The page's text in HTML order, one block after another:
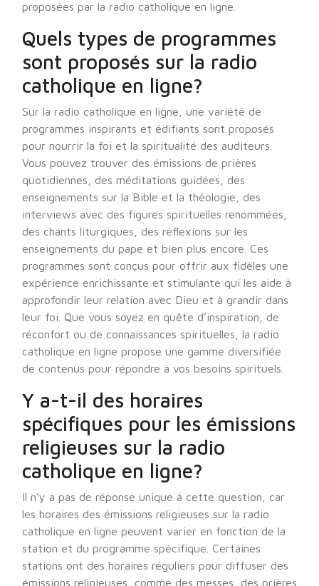
proposées par la radio catholique en ligne.
Quels types de programmes
sont proposés sur la radio
catholique en ligne?
Sur la radio catholique en ligne, une variété de
programmes inspirants et édifiants sont proposés
pour nourrir la foi et la spiritualité des auditeurs.
Vous pouvez trouver des émissions de prières
quotidiennes, des méditations guidées, des
enseignements sur la Bible et la théologie, des
interviews avec des figures spirituelles renommées,
des chants liturgiques, des réflexions sur les
enseignements du pape et bien plus encore. Ces
programmes sont conçus pour offrir aux fidèles une
expérience enrichissante et stimulante qui les aide à
approfondir leur relation avec Dieu et à grandir dans
leur foi. Que vous soyez en quête d’inspiration, de
réconfort ou de connaissances spirituelles, la radio
catholique en ligne propose une gamme diversifiée
de contenus pour répondre à vos besoins spirituels.
Y a-t-il des horaires
spécifiques pour les émissions
religieuses sur la radio
catholique en ligne?
Il n’y a pas de réponse unique à cette question, car
les horaires des émissions religieuses sur la radio
catholique en ligne peuvent varier en fonction de la
station et du programme spécifique. Certaines
stations ont des horaires réguliers pour diffuser des
émissions religieuses, comme des messes, des prières